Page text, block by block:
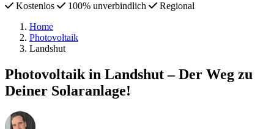
Kostenlos 100% unverbindlich
Regional
Home
Photovoltaik
Landshut
Photovoltaik in Landshut – Der Weg zu
Deiner Solaranlage!